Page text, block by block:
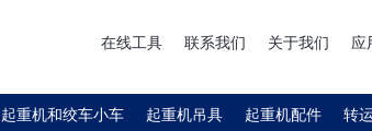
在线工具 联系我们 关于我们 应
起重机和绞车小车 起重机吊具 起重机配件 转